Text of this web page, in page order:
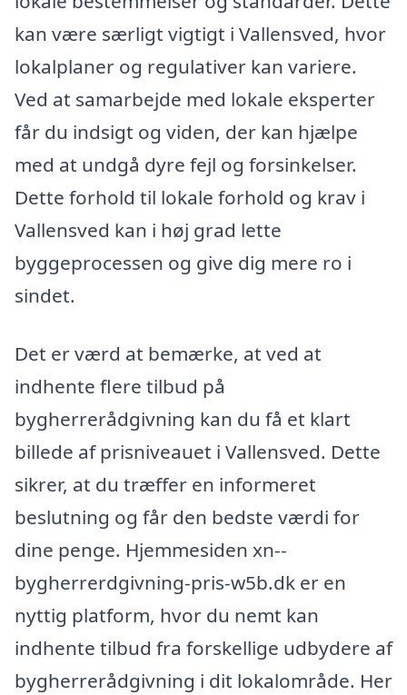
kan være særligt vigtigt i Vallensved, hvor
lokalplaner og regulativer kan variere.
Ved at samarbejde med lokale eksperter
får du indsigt og viden, der kan hjælpe
med at undgå dyre fejl og forsinkelser.
Dette forhold til lokale forhold og krav i
Vallensved kan i høj grad lette
byggeprocessen og give dig mere ro i
sindet.
Det er værd at bemærke, at ved at
indhente flere tilbud på
bygherrerådgivning kan du få et klart
billede af prisniveauet i Vallensved. Dette
sikrer, at du træffer en informeret
beslutning og får den bedste værdi for
dine penge. Hjemmesiden xn--
bygherrerdgivning-pris-w5b.dk er en
nyttig platform, hvor du nemt kan
indhente tilbud fra forskellige udbydere af
bygherrerådgivning i dit lokalområde. Her